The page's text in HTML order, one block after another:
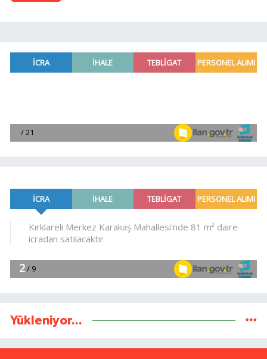
Yükleniyor...